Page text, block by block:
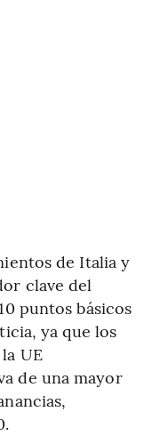
de Italia y
clave del
puntos básicos
ya que los
UE
de una mayor